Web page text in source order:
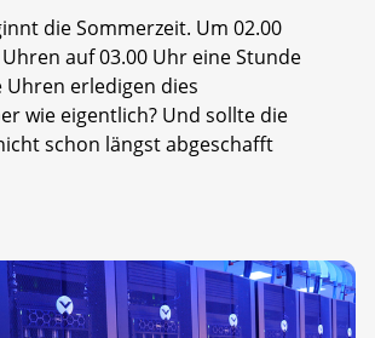
die Sommerzeit. Um 02.00
auf 03.00 Uhr eine Stunde
Uhren erledigen dies
wie eigentlich? Und sollte die
schon längst abgeschafft